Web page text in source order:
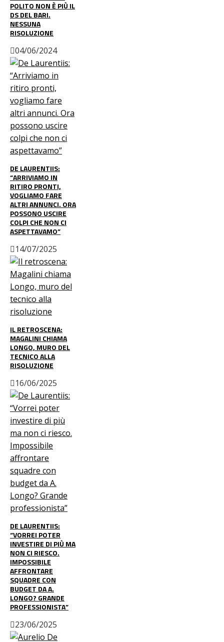
POLITO NON È PIÙ IL
DS DEL BARI.
NESSUNA
RISOLUZIONE
04/06/2024
DE LAURENTIIS:
“ARRIVIAMO IN
RITIRO PRONTI,
VOGLIAMO FARE
ALTRI ANNUNCI. ORA
POSSONO USCIRE
COLPI CHE NON CI
ASPETTAVAMO”
14/07/2025
IL RETROSCENA:
MAGALINI CHIAMA
LONGO, MURO DEL
TECNICO ALLA
RISOLUZIONE
16/06/2025
DE LAURENTIIS:
“VORREI POTER
INVESTIRE DI PIÙ MA
NON CI RIESCO.
IMPOSSIBILE
AFFRONTARE
SQUADRE CON
BUDGET DA A.
LONGO? GRANDE
PROFESSIONISTA”
23/06/2025